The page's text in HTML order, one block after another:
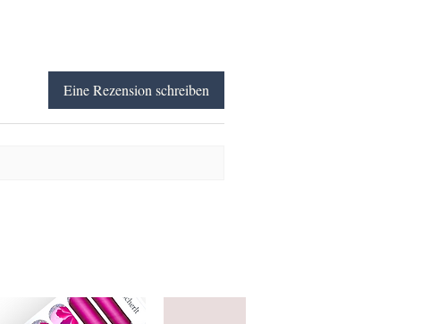
Eine Rezension schreiben